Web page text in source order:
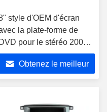
style d'OEM d'écran
la plate-forme de
DVD pour le stéréo 2006-
de multimédia de la
voiture DVD GPS de
Pajero 4 V80
Obtenez le meilleur